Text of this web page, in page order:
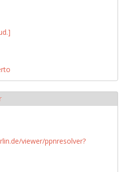
viewer/ppnresolver?